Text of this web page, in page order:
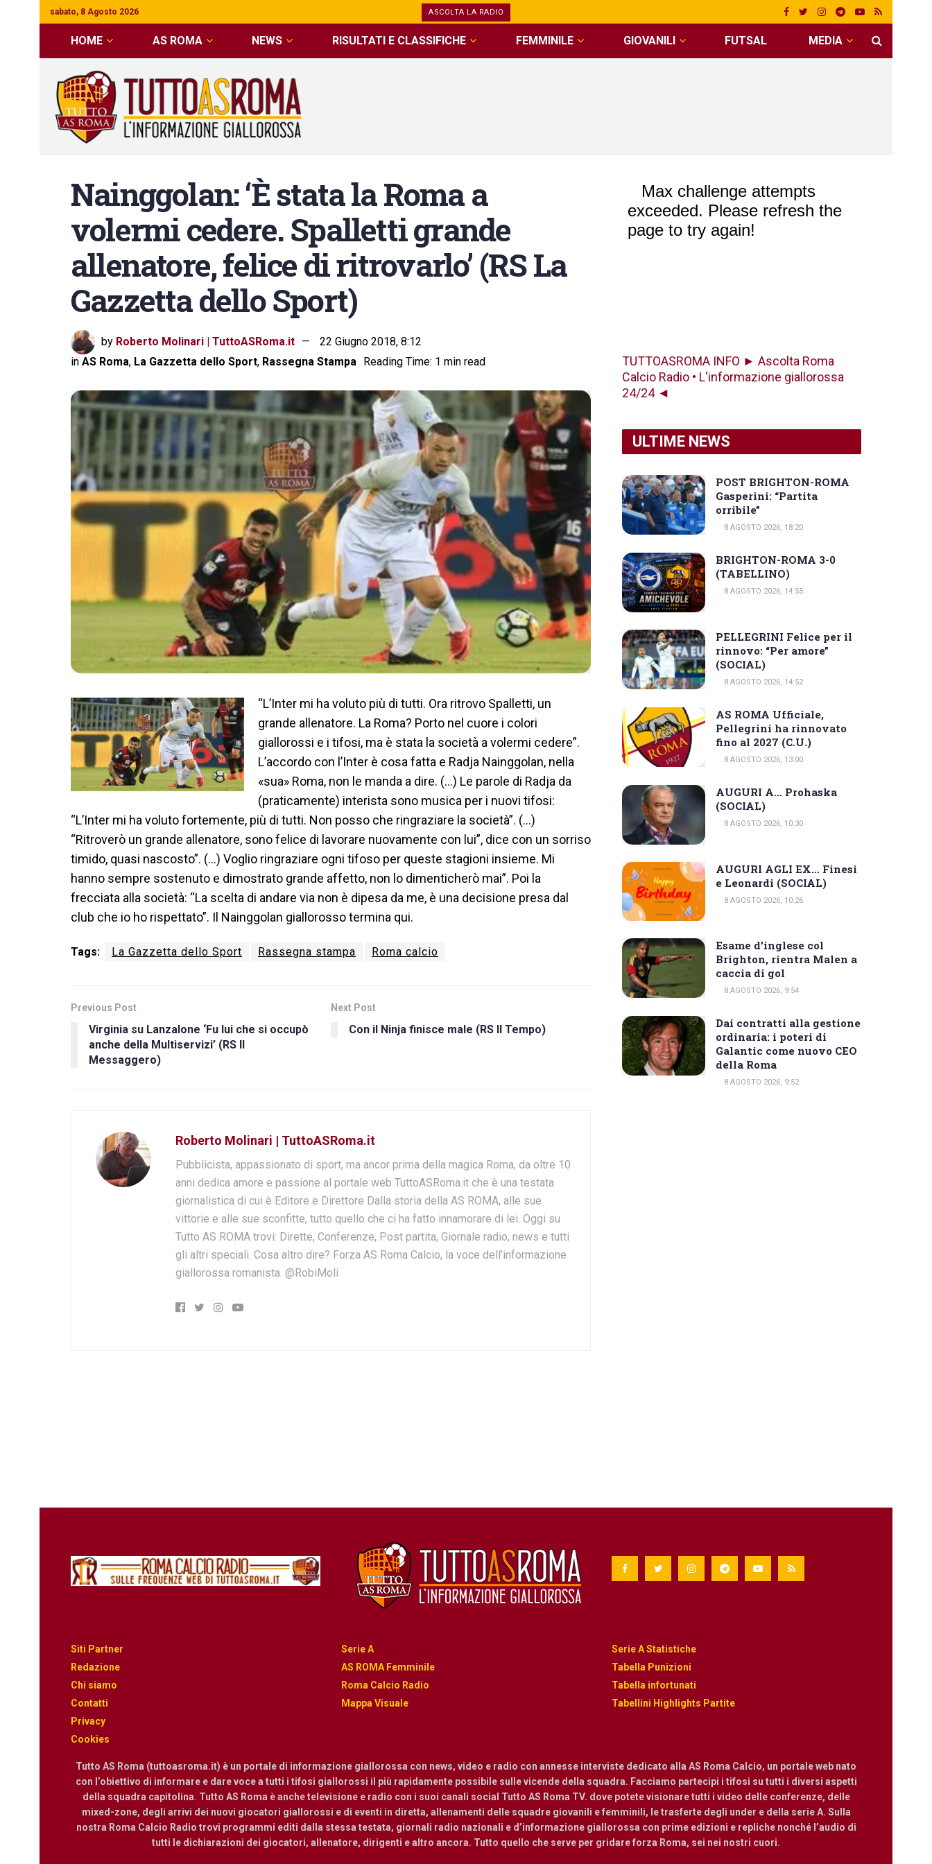
sabato, 8 Agosto 2026 ASCOLTA LA RADIO
HOME AS ROMA NEWS RISULTATI E CLASSIFICHE FEMMINILE GIOVANILI FUTSAL MEDIA
Nainggolan: ‘È stata la Roma a
volermi cedere. Spalletti grande
allenatore, felice di ritrovarlo’ (RS La
Gazzetta dello Sport)
by Roberto Molinari | TuttoASRoma.it
22 Giugno 2018, 8:12
in AS Roma, La Gazzetta dello Sport, Rassegna Stampa Reading Time: 1 min read
“L’Inter mi ha voluto più di tutti. Ora ritrovo Spalletti, un
grande allenatore. La Roma? Porto nel cuore i colori
giallorossi e i tifosi, ma è stata la società a volermi cedere”.
L’accordo con l’Inter è cosa fatta e Radja Nainggolan, nella
«sua» Roma, non le manda a dire. (…) Le parole di Radja da
(praticamente) interista sono musica per i nuovi tifosi:
“L’Inter mi ha voluto fortemente, più di tutti. Non posso che ringraziare la società”. (…)
“Ritroverò un grande allenatore, sono felice di lavorare nuovamente con lui”, dice con un sorriso
timido, quasi nascosto”. (…) Voglio ringraziare ogni tifoso per queste stagioni insieme. Mi
hanno sempre sostenuto e dimostrato grande affetto, non lo dimenticherò mai”. Poi la
frecciata alla società: “La scelta di andare via non è dipesa da me, è una decisione presa dal
club che io ho rispettato”. Il Nainggolan giallorosso termina qui.
Tags: La Gazzetta dello Sport Rassegna stampa Roma calcio
Previous Post
Virginia su Lanzalone ‘Fu lui che si occupò
anche della Multiservizi’ (RS Il
Messaggero)
Next Post
Con il Ninja finisce male (RS Il Tempo)
Roberto Molinari | TuttoASRoma.it
Pubblicista, appassionato di sport, ma ancor prima della magica Roma, da oltre 10
anni dedica amore e passione al portale web TuttoASRoma.it che è una testata
giornalistica di cui è Editore e Direttore Dalla storia della AS ROMA, alle sue
vittorie e alle sue sconfitte, tutto quello che ci ha fatto innamorare di lei. Oggi su
Tutto AS ROMA trovi: Dirette, Conferenze, Post partita, Giornale radio, news e tutti
gli altri speciali. Cosa altro dire? Forza AS Roma Calcio, la voce dell'informazione
giallorossa romanista. @RobiMoli
TUTTOASROMA INFO ► Ascolta Roma
Calcio Radio • L'informazione giallorossa
24/24 ◄
ULTIME NEWS
POST BRIGHTON-ROMA
Gasperini: “Partita
orribile”
8 AGOSTO 2026, 18:20
BRIGHTON-ROMA 3-0
(TABELLINO)
8 AGOSTO 2026, 14:55
PELLEGRINI Felice per il
rinnovo: “Per amore”
(SOCIAL)
8 AGOSTO 2026, 14:52
AS ROMA Ufficiale,
Pellegrini ha rinnovato
fino al 2027 (C.U.)
8 AGOSTO 2026, 13:00
AUGURI A… Prohaska
(SOCIAL)
8 AGOSTO 2026, 10:30
AUGURI AGLI EX… Finesi
e Leonardi (SOCIAL)
8 AGOSTO 2026, 10:26
Esame d’inglese col
Brighton, rientra Malen a
caccia di gol
8 AGOSTO 2026, 9:54
Dai contratti alla gestione
ordinaria: i poteri di
Galantic come nuovo CEO
della Roma
8 AGOSTO 2026, 9:52
Siti Partner
Redazione
Chi siamo
Contatti
Privacy
Cookies
Serie A
AS ROMA Femminile
Roma Calcio Radio
Mappa Visuale
Serie A Statistiche
Tabella Punizioni
Tabella infortunati
Tabellini Highlights Partite
Tutto AS Roma (tuttoasroma.it) è un portale di informazione giallorossa con news, video e radio con annesse interviste dedicato alla AS Roma Calcio, un portale web nato
con l’obiettivo di informare e dare voce a tutti i tifosi giallorossi il più rapidamente possibile sulle vicende della squadra. Facciamo partecipi i tifosi su tutti i diversi aspetti
della squadra capitolina. Tutto AS Roma è anche televisione e radio con i suoi canali social Tutto AS Roma TV. dove potete visionare tutti i video delle conferenze, delle
mixed-zone, degli arrivi dei nuovi giocatori giallorossi e di eventi in diretta, allenamenti delle squadre giovanili e femminili, le trasferte degli under e della serie A. Sulla
nostra Roma Calcio Radio trovi programmi editi dalla stessa testata, giornali radio nazionali e d’informazione giallorossa con prime edizioni e repliche nonché l’audio di
tutti le dichiarazioni dei giocatori, allenatore, dirigenti e altro ancora. Tutto quello che serve per gridare forza Roma, sei nei nostri cuori.